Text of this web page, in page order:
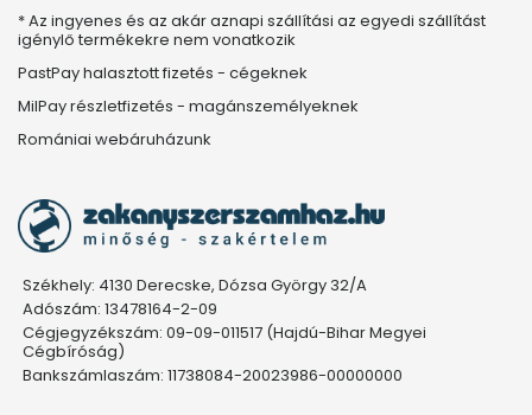
* Az ingyenes és az akár aznapi szállítási az egyedi szállítást
igénylő termékekre nem vonatkozik
PastPay halasztott fizetés - cégeknek
MilPay részletfizetés - magánszemélyeknek
Romániai webáruházunk
Székhely: 4130 Derecske, Dózsa György 32/A
Adószám: 13478164-2-09
Cégjegyzékszám: 09-09-011517 (Hajdú-Bihar Megyei
Cégbíróság)
Bankszámlaszám: 11738084-20023986-00000000